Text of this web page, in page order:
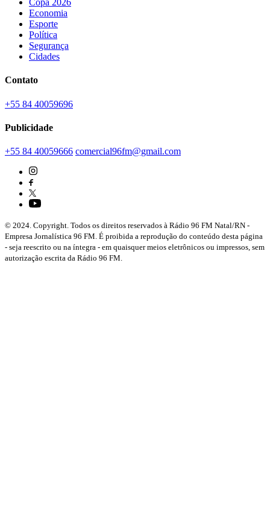
Copa 2026
Economia
Esporte
Política
Segurança
Cidades
Contato
+55 84 40059696
Publicidade
+55 84 40059666 comercial96fm@gmail.com
© 2024. Copyright. Todos os direitos reservados à Rádio 96 FM Natal/RN -
Empresa Jornalística 96 FM. É proibida a reprodução do conteúdo desta página
- seja reescrito ou na íntegra - em quaisquer meios eletrônicos ou impressos, sem
autorização escrita da Rádio 96 FM.